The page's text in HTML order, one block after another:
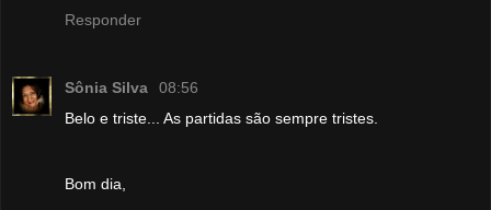
Responder
Sônia Silva
08:56
Belo e triste... As partidas são sempre tristes.
Bom dia,